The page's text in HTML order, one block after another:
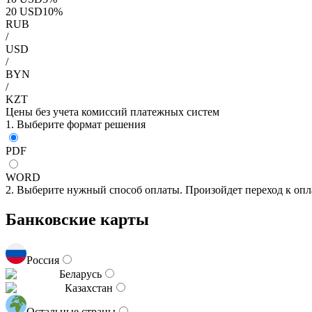
20 USD10%
RUB
/
USD
/
BYN
/
KZT
Цены без учета комиссий платежных систем
1. Выберите формат решения
PDF
WORD
2. Выберите нужный способ оплаты. Произойдет переход к
Банковские карты
Россия
Беларусь
Казахстан